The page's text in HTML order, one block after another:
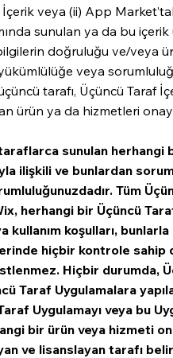
veya (ii) App
sunulan ya da bu
doğruluğu ve/veya
veya
tarafı, Üçüncü Taraf
ürün ya da hizmetleri
sunulan herhangi
ilişkili ve bunlardan
Tüm
herhangi bir Üçüncü
kullanım koşulları,
hiçbir kontrole sahip
Hiçbir durumda,
Taraf Uygulamalara
Uygulamayı veya bu
bir ürün veya hizmeti
ve lisanslayan tarafı